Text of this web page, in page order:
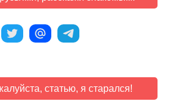
статью, я старался!